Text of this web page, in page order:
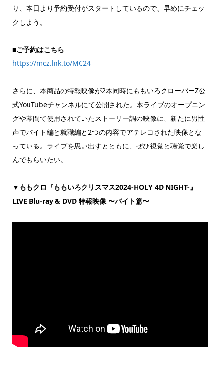
り、本日より予約受付がスタートしているので、早めにチェッ
クしよう。
■ご予約はこちら
https://mcz.lnk.to/MC24
さらに、本商品の特報映像が2本同時にももいろクローバーZ公
式YouTubeチャンネルにて公開された。本ライブのオープニン
グや幕間で使用されていたストーリー調の映像に、新たに男性
声でバイト編と就職編と2つの内容でアテレコされた映像とな
っている。ライブを思い出すとともに、ぜひ視覚と聴覚で楽し
んでもらいたい。
▼ももクロ『ももいろクリスマス2024-HOLY 4D NIGHT-』
LIVE Blu-ray & DVD 特報映像 〜バイト篇〜